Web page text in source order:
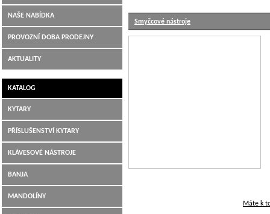
Smyčcové nástroje
Máte k
NAŠE NABÍDKA
PROVOZNÍ DOBA PRODEJNY
AKTUALITY
KATALOG
KYTARY
PŘÍSLUŠENSTVÍ KYTARY
KLÁVESOVÉ NÁSTROJE
BANJA
MANDOLÍNY